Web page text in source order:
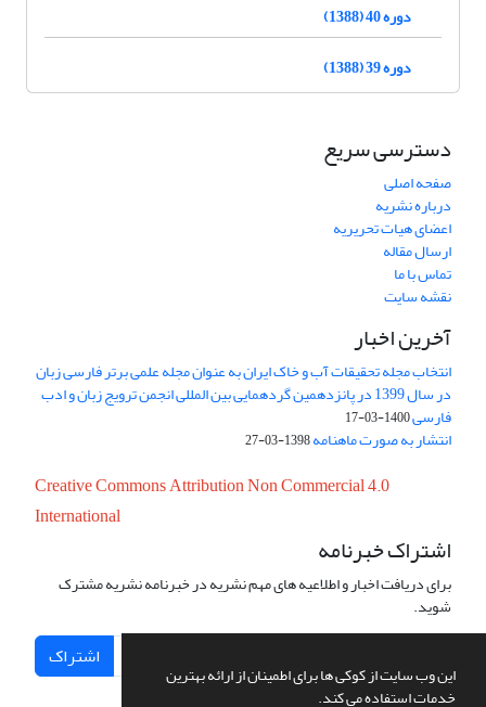
این وب سایت از کوکی ها برای اطمینان از ارائه بهترین
خدمات استفاده می کند.
دوره 40 (1388)
دوره 39 (1388)
دسترسی سریع
صفحه اصلی
درباره نشریه
اعضای هیات تحریریه
ارسال مقاله
تماس با ما
نقشه سایت
آخرین اخبار
انتخاب مجله تحقیقات آب و خاک ایران به عنوان مجله علمی برتر فارسی زبان
در سال 1399 در پانزدهمین گردهمایی بین المللی انجمن ترویج زبان و ادب
فارسی1400-03-17
انتشار به صورت ماهنامه1398-03-27
Creative Commons Attribution Non Commercial 4.0
International
اشتراک خبرنامه
برای دریافت اخبار و اطلاعیه های مهم نشریه در خبرنامه نشریه مشترک
شوید.
اشتراک